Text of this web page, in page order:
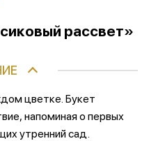
рассвет»
цветке. Букет
напоминая о первых
утренний сад.